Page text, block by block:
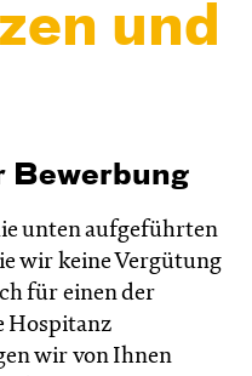
und
Bewerbung
unten aufgeführten
wir keine Vergütung
für einen der
Hospitanz
wir von Ihnen